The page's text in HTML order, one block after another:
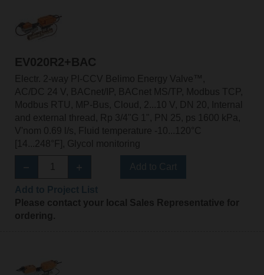
EV020R2+BAC
Electr. 2-way PI-CCV Belimo Energy Valve™,
AC/DC 24 V, BACnet/IP, BACnet MS/TP, Modbus TCP,
Modbus RTU, MP-Bus, Cloud, 2...10 V, DN 20, Internal
and external thread, Rp 3/4"G 1", PN 25, ps 1600 kPa,
V'nom 0.69 l/s, Fluid temperature -10...120°C
[14...248°F], Glycol monitoring
Please contact your local Sales Representative for
ordering.